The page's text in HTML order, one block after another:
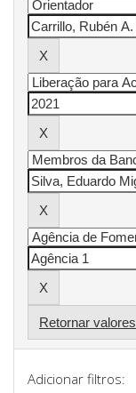
Retornar valores
Adicionar filtros: